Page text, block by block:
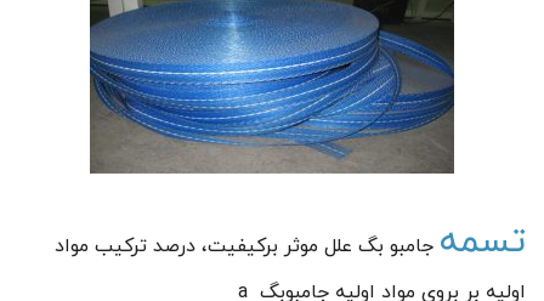
تسمه جامبو بگ علل موثر برکیفیت، درصد ترکیب مواد
اولیه بر بروی مواد اولیه جامبوبگ a